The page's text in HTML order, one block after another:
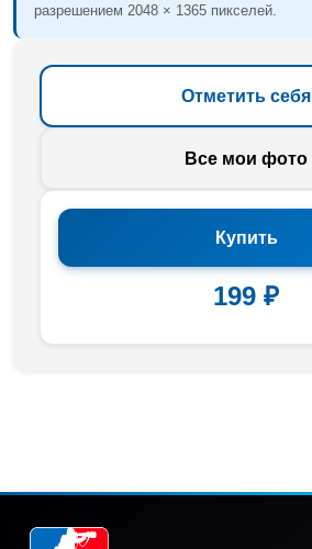
разрешением 2048 × 1365 пикселей.
Отметить себя
Все мои фото
Купить
199 ₽